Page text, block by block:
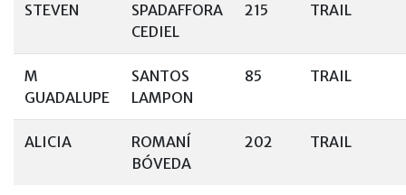
STEVEN
SPADAFFORA
CEDIEL
215 TRAIL
M
GUADALUPE
SANTOS
LAMPON
85 TRAIL
ALICIA
ROMANÍ
BÓVEDA
202 TRAIL